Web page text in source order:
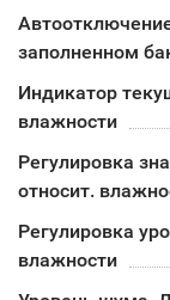
заполненном
Индикатор
влажности
Регулировка
относит.
Регулировка
влажности